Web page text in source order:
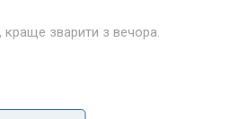
краще зварити з вечора.